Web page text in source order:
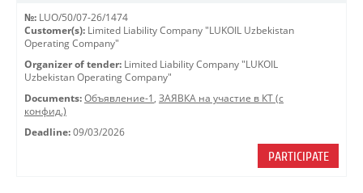
№: LUO/50/07-26/1474
Customer(s): Limited Liability Company "LUKOIL Uzbekistan
Operating Company"
Organizer of tender: Limited Liability Company "LUKOIL
Uzbekistan Operating Company"
Documents: Объявление-1 , ЗАЯВКА на участие в КТ (с
конфид.)
Deadline: 09/03/2026
PARTICIPATE